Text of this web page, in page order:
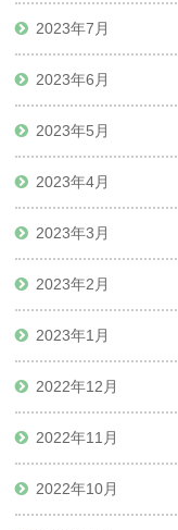
2023年7月
2023年6月
2023年5月
2023年4月
2023年3月
2023年2月
2023年1月
2022年12月
2022年11月
2022年10月